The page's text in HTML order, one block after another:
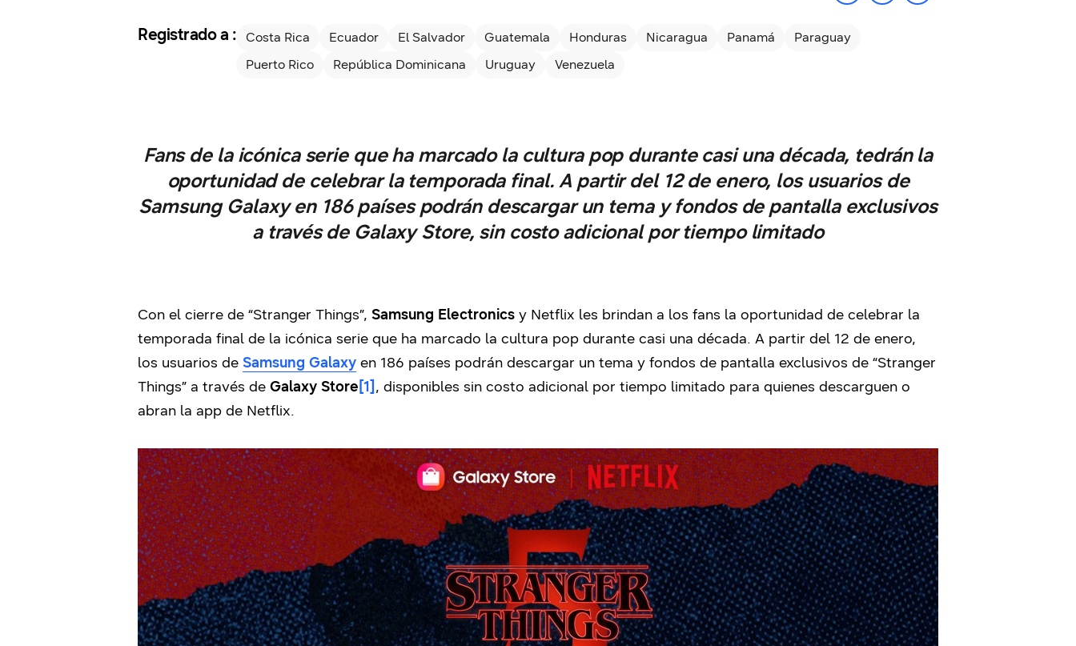
Registrado a : Costa Rica Ecuador El Salvador Guatemala Honduras Nicaragua Panamá
Paraguay
Puerto Rico
República Dominicana Uruguay Venezuela
Fans de la icónica serie que ha marcado la cultura pop durante casi una década, tedrán la
oportunidad de celebrar la temporada final. A partir del 12 de enero, los usuarios de
Samsung Galaxy en 186 países podrán descargar un tema y fondos de pantalla exclusivos
a través de Galaxy Store, sin costo adicional por tiempo limitado
Con el cierre de “Stranger Things”, Samsung Electronics y Netflix les brindan a los fans la oportunidad de celebrar la
temporada final de la icónica serie que ha marcado la cultura pop durante casi una década. A partir del 12 de enero,
los usuarios de Samsung Galaxy en 186 países podrán descargar un tema y fondos de pantalla exclusivos de “Stranger
Things” a través de Galaxy Store[1] , disponibles sin costo adicional por tiempo limitado para quienes descarguen o
abran la app de Netflix.